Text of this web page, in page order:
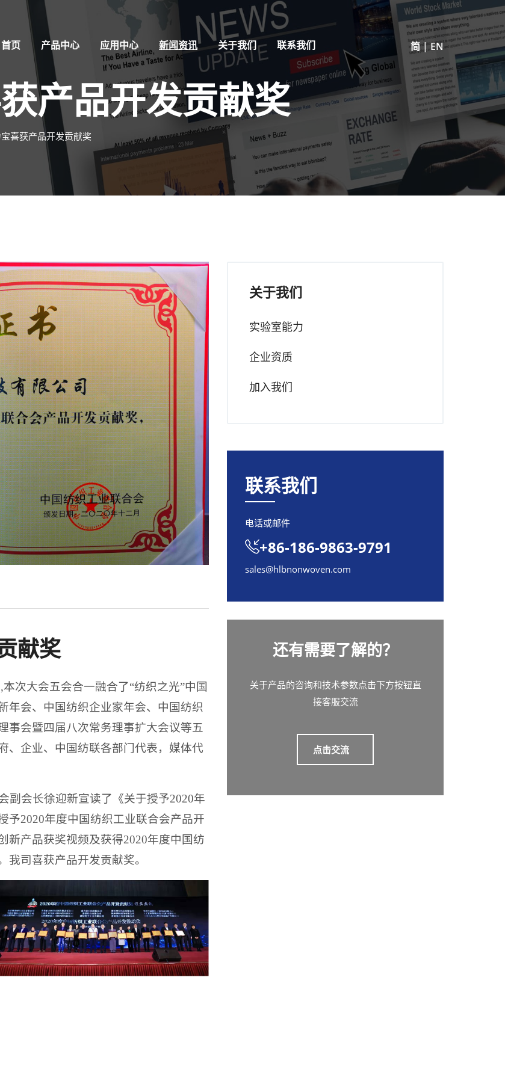
首页 产品中心 应用中心 新闻资讯 关于我们 联系我们 简|EN
产品开发贡献奖
喜获产品开发贡献奖
献奖
,本次大会五会合一融合了“纺织之光”中国
年会、中国纺织企业家年会、中国纺织
事会暨四届八次常务理事扩大会议等五
、企业、中国纺联各部门代表，媒体代
副会长徐迎新宣读了《关于授予2020年
予2020年度中国纺织工业联合会产品开
新产品获奖视频及获得2020年度中国纺
我司喜获产品开发贡献奖。
关于我们
实验室能力
企业资质
加入我们
联系我们
电话或邮件
+86-186-9863-9791
sales@hlbnonwoven.com
还有需要了解的？
关于产品的咨询和技术参数点击下方按钮直
接客服交流
点击交流